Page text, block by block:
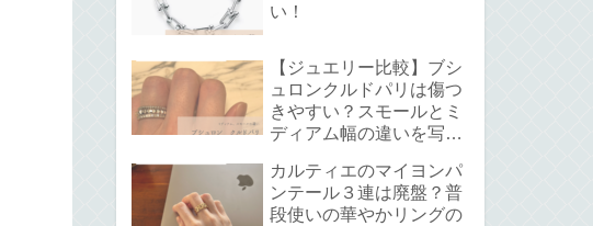
い！
【ジュエリー比較】ブシ
ュロンクルドパリは傷つ
きやすい？スモールとミ
ディアム幅の違いを写真
カルティエのマイヨンパ
ンテール３連は廃盤？普
段使いの華やかリングの